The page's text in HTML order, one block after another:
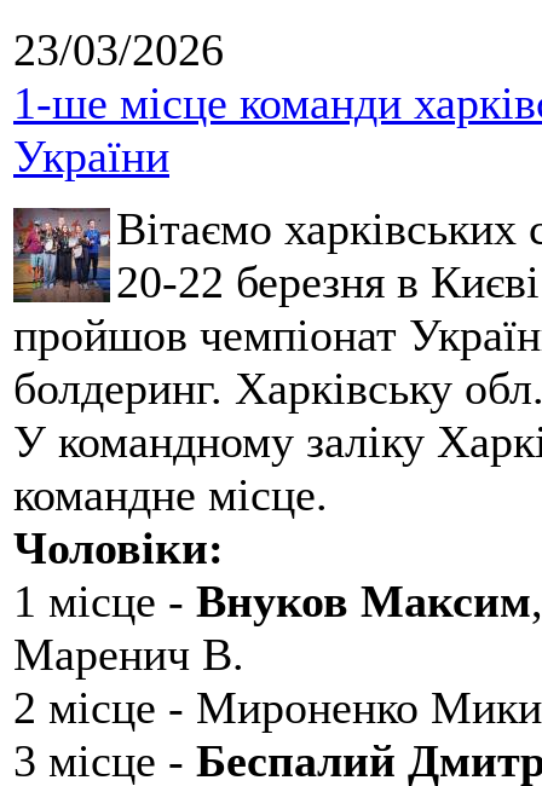
23/03/2026
1-ше місце команди
України
Вітаємо
20-22 березня в
пройшов чемпіонат
болдеринг. Харківську
У командному заліку
командне місце.
Чоловіки:
1 місце - Внуков Максим
Маренич В.
2 місце - Мироненко
3 місце - Беспалий